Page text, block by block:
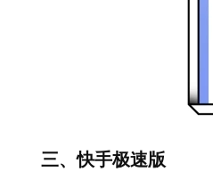
三、快手极速版